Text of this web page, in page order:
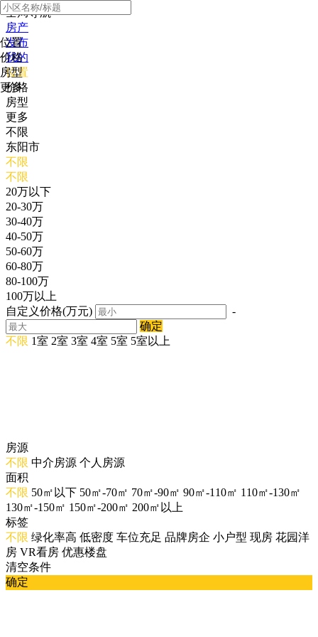
全局导航
房产
发布
我的
位置
价格
房型
更多
位置
价格
房型
更多
不限
东阳市
不限
不限
20万以下
20-30万
30-40万
40-50万
50-60万
60-80万
80-100万
100万以上
自定义价格(万元)
-
确定
不限 1室 2室 3室 4室 5室 5室以上
房源
不限 中介房源 个人房源
面积
不限 50㎡以下 50㎡-70㎡ 70㎡-90㎡ 90㎡-110㎡ 110㎡-130㎡
130㎡-150㎡ 150㎡-200㎡ 200㎡以上
标签
不限 绿化率高 低密度 车位充足 品牌房企 小户型 现房 花园洋
房 VR看房 优惠楼盘
清空条件
确定